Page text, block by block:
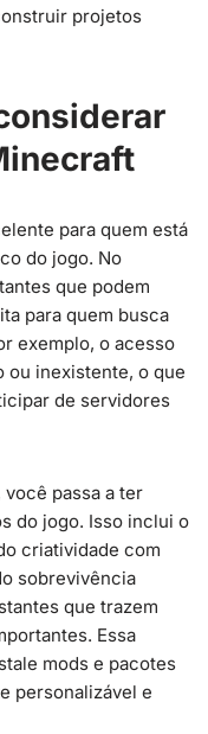
projetos
para quem está
do jogo. No
que podem
para quem busca
exemplo, o acesso
ou inexistente, o que
de servidores
passa a ter
do jogo. Isso inclui o
criatividade com
sobrevivência
que trazem
Essa
mods e pacotes
personalizável e